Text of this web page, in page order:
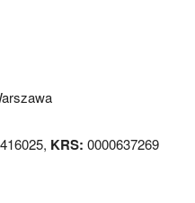
KRS: 0000637269